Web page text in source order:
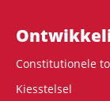
Constitutionele
Kiesstelsel